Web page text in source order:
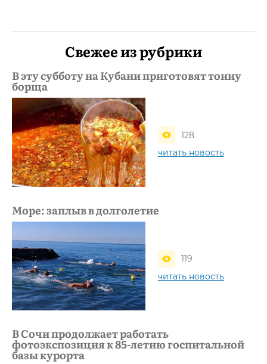
Свежее из рубрики
В эту субботу на Кубани приготовят тонну
борща
128
читать новость
Море: заплыв в долголетие
119
читать новость
В Сочи продолжает работать
фотоэкспозиция к 85-летию госпитальной
базы курорта